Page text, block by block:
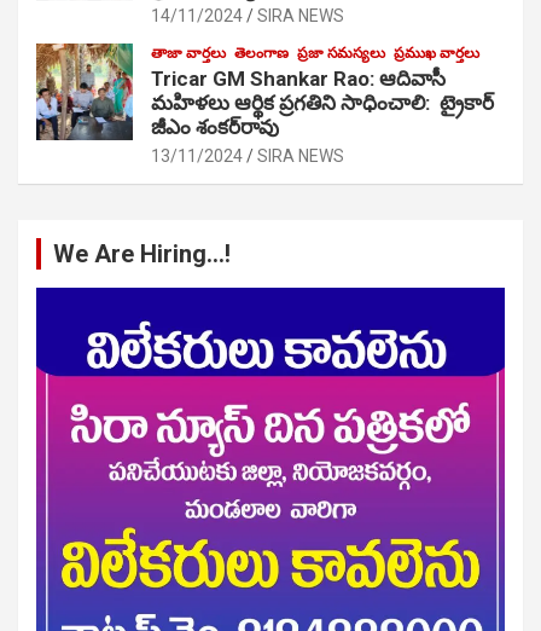
14/11/2024 SIRA NEWS
తాజా వార్తలు తెలంగాణ ప్రజా సమస్యలు ప్రముఖ వార్తలు
Tricar GM Shankar Rao: ఆదివాసీ
మహిళలు ఆర్థిక ప్రగతిని సాధించాలి: ట్రైకార్
జీఎం శంకర్‌రావు
13/11/2024 SIRA NEWS
We Are Hiring…!